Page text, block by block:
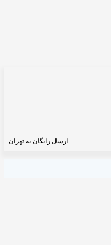
ارسال رایگان به تهران